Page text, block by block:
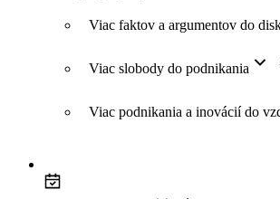
Viac faktov a argumentov do
Viac slobody do podnikania
Viac podnikania a inovácií do